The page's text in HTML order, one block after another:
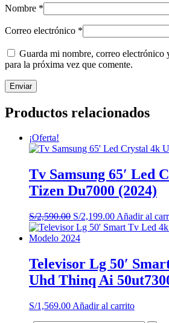
Nombre *
Correo electrónico *
Guarda mi nombre, correo electrónico
para la próxima vez que comente.
Productos relacionados
¡Oferta!
Tv Samsung 65′ Led
Tizen Du7000 (2024)
S/2,590.00 El
precio
original
S/2,590.00.
S/2,199.00El
precio
S/2,199.00.
Añadir al
Televisor Lg 50′
Uhd Thinq Ai
S/1,569.00 Añadir al carrito